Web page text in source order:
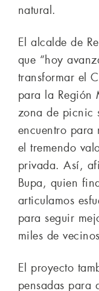
natural.
El alcalde de
que “hoy
transformar el
para la Región
zona de picnic
encuentro para
el tremendo
privada. Así,
Bupa, quien
articulamos
para seguir
miles de
El proyecto
pensadas para